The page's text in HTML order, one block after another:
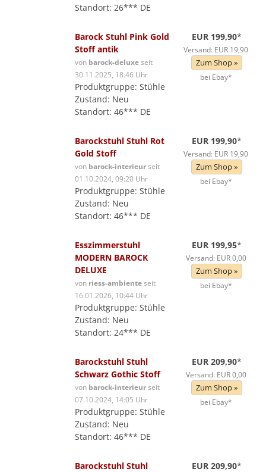
Standort: 26*** DE
Barock Stuhl Pink Gold
Stoff antik
von barock-deluxeseit
30.11.2025, 18:46 Uhr
Produktgruppe: Stühle
Zustand: Neu
Standort: 46*** DE
EUR 199,90*
Versand: EUR 19,90
Zum Shop »
bei Ebay*
Barockstuhl Stuhl Rot
Gold Stoff
von barock-interieurseit
01.10.2024, 09:20 Uhr
Produktgruppe: Stühle
Zustand: Neu
Standort: 46*** DE
EUR 199,90*
Versand: EUR 19,90
Zum Shop »
bei Ebay*
Esszimmerstuhl
MODERN BAROCK
DELUXE
von riess-ambienteseit
16.01.2026, 10:44 Uhr
Produktgruppe: Stühle
Zustand: Neu
Standort: 24*** DE
EUR 199,95*
Versand: EUR 0,00
Zum Shop »
bei Ebay*
Barockstuhl Stuhl
Schwarz Gothic Stoff
von barock-interieurseit
07.10.2024, 14:05 Uhr
Produktgruppe: Stühle
Zustand: Neu
Standort: 46*** DE
EUR 209,90*
Versand: EUR 0,00
Zum Shop »
bei Ebay*
Barockstuhl Stuhl
EUR 209,90*